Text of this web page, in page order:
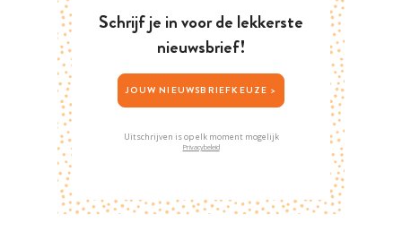
Schrijf je in voor de lekkerste
nieuwsbrief!
JOUW NIEUWSBRIEFKEUZE >
Uitschrijven is op elk moment mogelijk
Privacybeleid